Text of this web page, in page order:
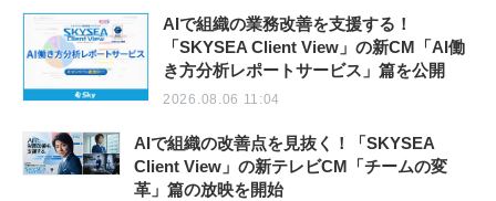
AIで組織の業務改善を支援する！
「SKYSEA Client View」の新CM「AI働
き方分析レポートサービス」篇を公開
2026.08.06 11:04
AIで組織の改善点を見抜く！「SKYSEA
Client View」の新テレビCM「チームの変
革」篇の放映を開始